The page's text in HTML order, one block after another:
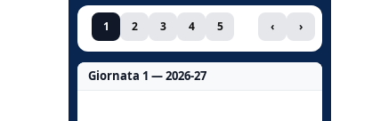
1 2 3 4 5 ‹ ›
Giornata 1 — 2026-27